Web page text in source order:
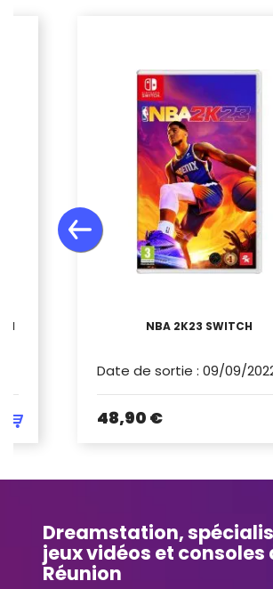
NBA 2K23 SWITCH
Date de sortie : 09/09/
48,90 €
Dreamstation,
jeux vidéos et consoles
Réunion